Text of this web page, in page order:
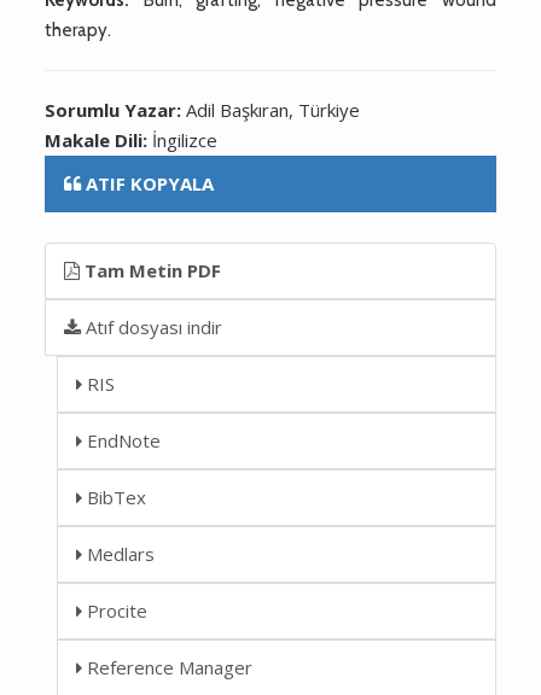
therapy.
Sorumlu Yazar:Adil Başkıran, Türkiye
Makale Dili: İngilizce
ATIF KOPYALA
Tam Metin PDF
Atıf dosyası indir
RIS
EndNote
BibTex
Medlars
Procite
Reference Manager